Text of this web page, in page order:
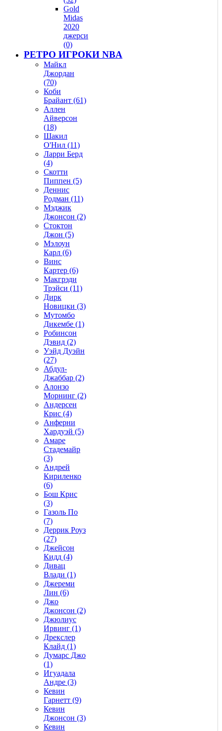
Gold
Midas
2020
джерси
(0)
РЕТРО ИГРОКИ NBA
Майкл
Джордан
(70)
Коби
Брайант (61)
Аллен
Айверсон
(18)
Шакил
О'Нил (11)
Ларри Берд
(4)
Скотти
Пиппен (5)
Деннис
Родман (11)
Мэджик
Джонсон (2)
Стоктон
Джон (5)
Мэлоун
Карл (6)
Винс
Картер (6)
Макгрэди
Трэйси (11)
Дирк
Новицки (3)
Мутомбо
Дикембе (1)
Робинсон
Дэвид (2)
Уэйд Дуэйн
(27)
Абдул-
Джаббар (2)
Алонзо
Морнинг (2)
Андерсен
Крис (4)
Анферни
Xардуэй (5)
Амаре
Стадемайр
(3)
Андрей
Кириленко
(6)
Бош Крис
(3)
Газоль По
(7)
Деррик Роуз
(27)
Джейсон
Кидд (4)
Дивац
Влади (1)
Джереми
Лин (6)
Джо
Джонсон (2)
Джюлиус
Ирвинг (1)
Дрекслер
Клайд (1)
Думарс Джо
(1)
Игуадала
Андре (3)
Кевин
Гарнетт (9)
Кевин
Джонсон (3)
Кевин